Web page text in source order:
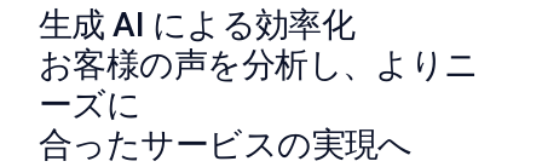
生成 AI による効率化
お客様の声を分析し、よりニ
ーズに
合ったサービスの実現へ